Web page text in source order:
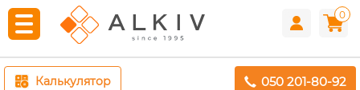
0
Калькулятор 050 201-80-92